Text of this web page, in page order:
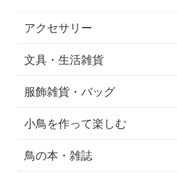
アクセサリー
文具・生活雑貨
服飾雑貨・バッグ
小鳥を作って楽しむ
鳥の本・雑誌